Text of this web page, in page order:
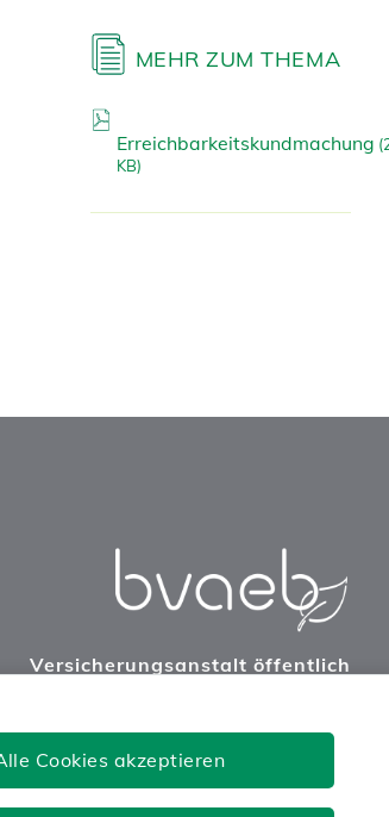
Cookies akzeptieren
MEHR ZUM THEMA
Erreichbarkeitskundmachung (
KB)
Versicherungsanstalt öffentlich
Josefstädter Straße 80, 1080 Wien
Tel: 050405-0